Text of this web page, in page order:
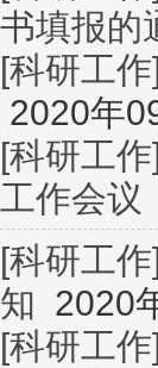
书填报的
[科研工作
2020年
[科研工作
工作会议
[科研工作
知 2020
[科研工作